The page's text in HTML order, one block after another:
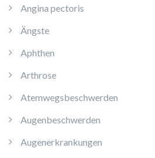
Angina pectoris
Ängste
Aphthen
Arthrose
Atemwegsbeschwerden
Augenbeschwerden
Augenerkrankungen